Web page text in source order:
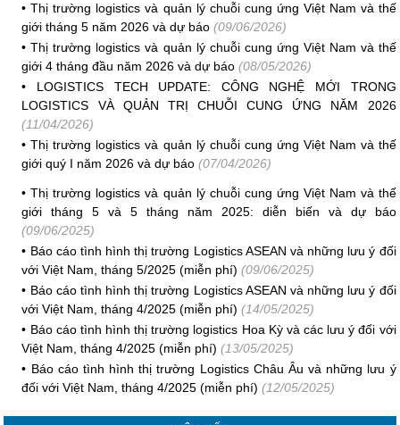
•Thị trường logistics và quản lý chuỗi cung ứng Việt Nam và thế
giới tháng 5 năm 2026 và dự báo (09/06/2026)
•Thị trường logistics và quản lý chuỗi cung ứng Việt Nam và thế
giới 4 tháng đầu năm 2026 và dự báo (08/05/2026)
• LOGISTICS TECH UPDATE: CÔNG NGHỆ MỚI TRONG
LOGISTICS VÀ QUẢN TRỊ CHUỖI CUNG ỨNG NĂM 2026
(11/04/2026)
•Thị trường logistics và quản lý chuỗi cung ứng Việt Nam và thế
giới quý I năm 2026 và dự báo (07/04/2026)
•Thị trường logistics và quản lý chuỗi cung ứng Việt Nam và thế
giới tháng 5 và 5 tháng năm 2025: diễn biến và dự báo
(09/06/2025)
• Báo cáo tình hình thị trường Logistics ASEAN và những lưu ý đối
với Việt Nam, tháng 5/2025 (miễn phí) (09/06/2025)
• Báo cáo tình hình thị trường Logistics ASEAN và những lưu ý đối
với Việt Nam, tháng 4/2025 (miễn phí) (14/05/2025)
• Báo cáo tình hình thị trường logistics Hoa Kỳ và các lưu ý đối với
Việt Nam, tháng 4/2025 (miễn phí) (13/05/2025)
• Báo cáo tình hình thị trường Logistics Châu Âu và những lưu ý
đối với Việt Nam, tháng 4/2025 (miễn phí) (12/05/2025)